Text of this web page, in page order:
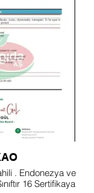
. Endonezya ve
16 Sertifikaya